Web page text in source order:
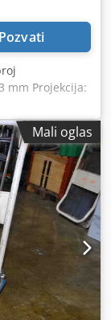
Pozvati
mm Projekcija:
motor:
520 mm
Mali oglas